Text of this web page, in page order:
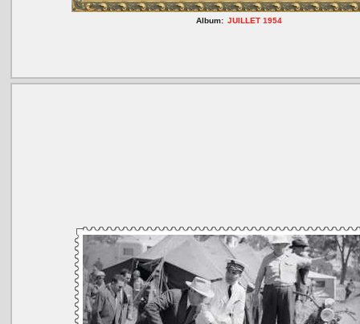
Album: JUILLET 1954